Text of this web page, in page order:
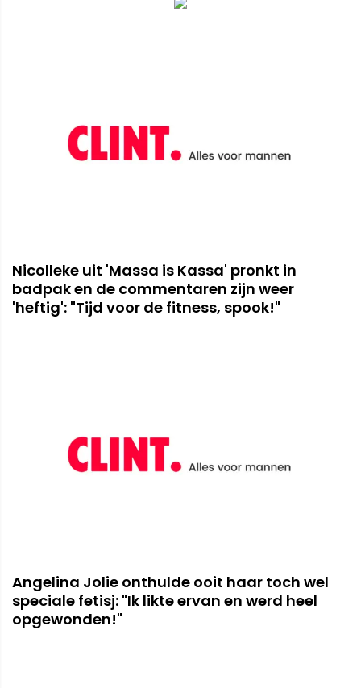
Nicolleke uit 'Massa is Kassa' pronkt in
badpak en de commentaren zijn weer
'heftig': "Tijd voor de fitness, spook!"
Angelina Jolie onthulde ooit haar toch wel
speciale fetisj: "Ik likte ervan en werd heel
opgewonden!"